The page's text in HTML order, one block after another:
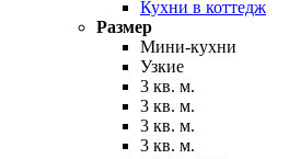
Кухни в коттедж
Размер
Мини-кухни
Узкие
3 кв. м.
3 кв. м.
3 кв. м.
3 кв. м.